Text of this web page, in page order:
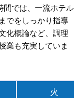
間では、一流ホテル
でをしっかり指導
化概論など、調理
業も充実していま
火